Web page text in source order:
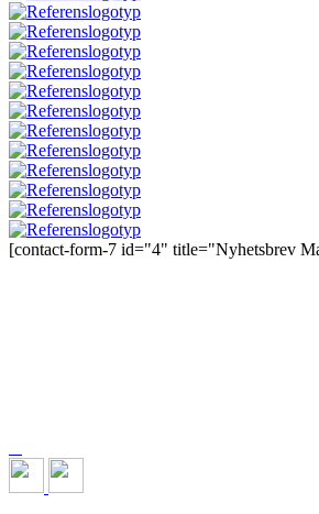
[contact-form-7 id="4" title="Nyhetsbrev